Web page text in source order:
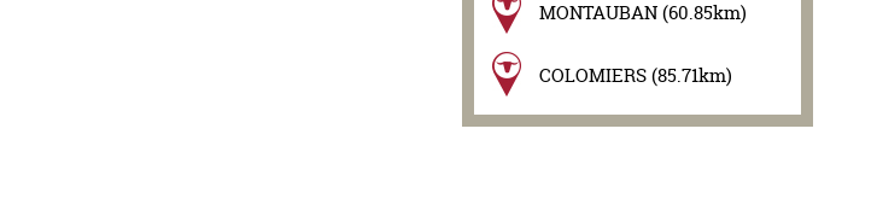
MONTAUBAN (60.85km)
COLOMIERS (85.71km)